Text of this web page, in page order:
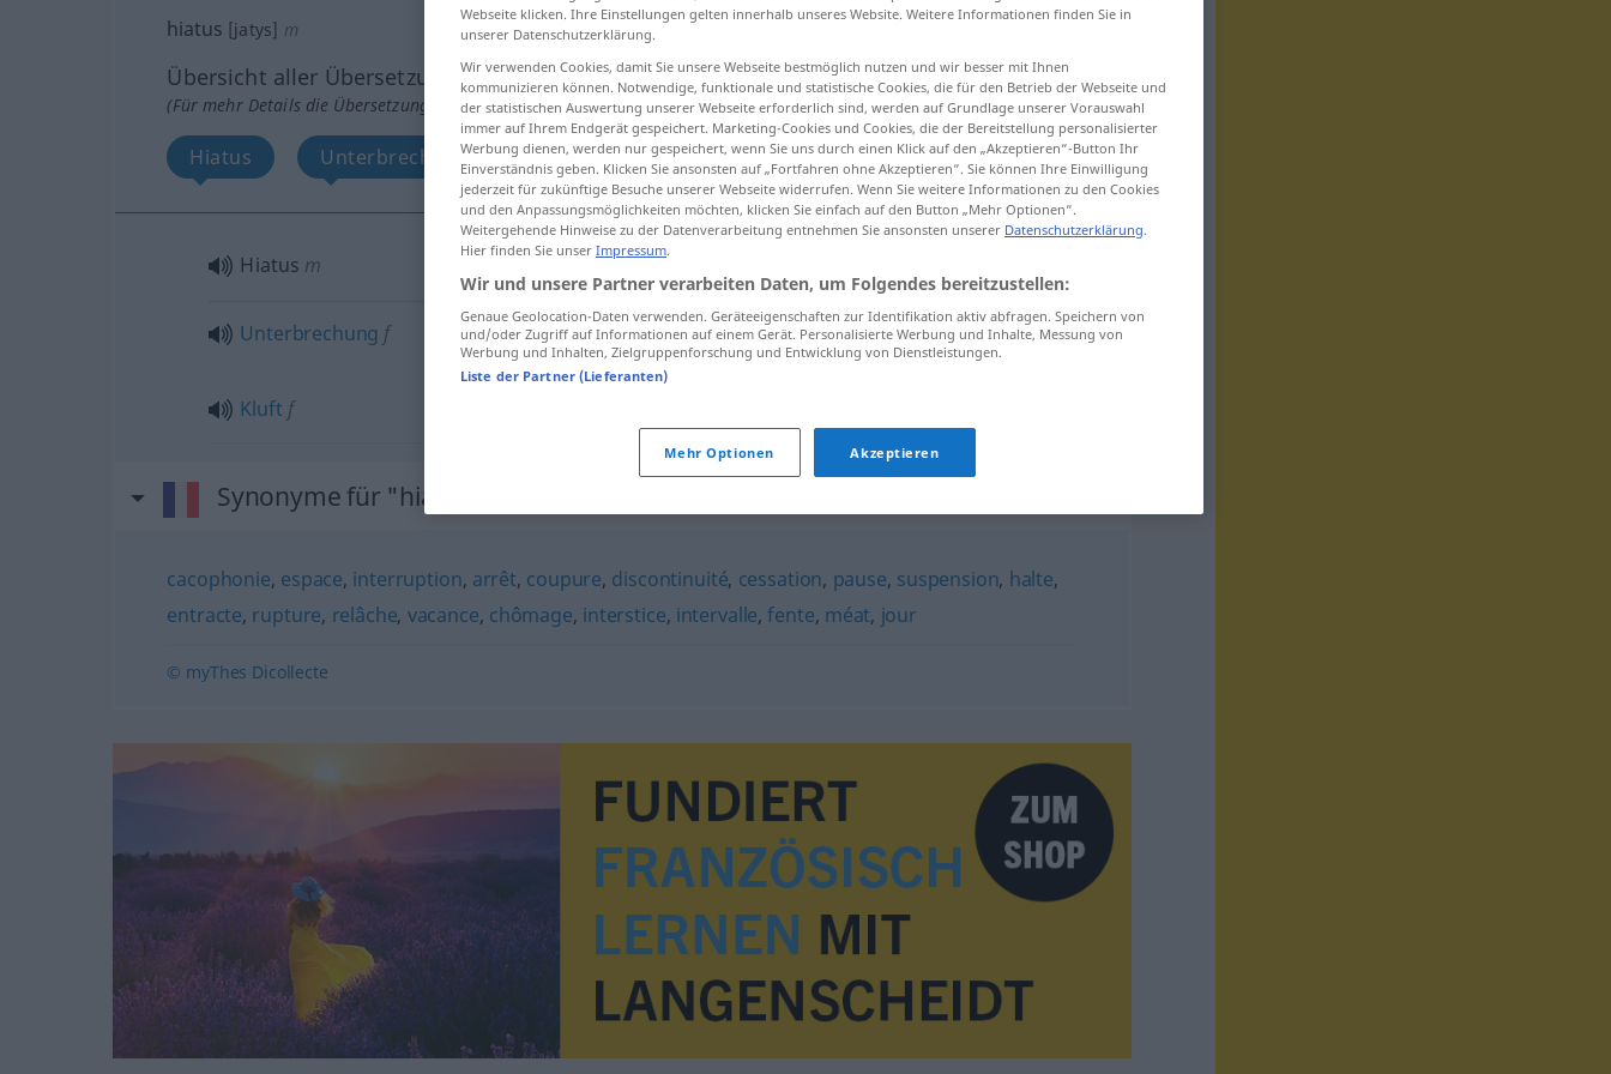
hiatus [jatys] m
Übersicht aller Übersetzungen
(Für mehr Details die Übersetzung anklicken/antippen)
Hiatus Unterbrechung, Kluft
Hiatus m
Unterbrechung f hiatus FIG
Kluft f
Synonyme für "hiatus"
cacophonie, espace, interruption, arrêt, coupure, discontinuité, cessation, pause, suspension, halte,
entracte, rupture, relâche, vacance, chômage, interstice, intervalle,fente, méat, jour
© myThes Dicollecte
Webseite klicken. Ihre Einstellungen gelten innerhalb unseres Website. Weitere Informationen finden Sie in
unserer Datenschutzerklärung.
Wir verwenden Cookies, damit Sie unsere Webseite bestmöglich nutzen und wir besser mit Ihnen
kommunizieren können. Notwendige, funktionale und statistische Cookies, die für den Betrieb der Webseite und
der statistischen Auswertung unserer Webseite erforderlich sind, werden auf Grundlage unserer Vorauswahl
immer auf Ihrem Endgerät gespeichert. Marketing-Cookies und Cookies, die der Bereitstellung personalisierter
Werbung dienen, werden nur gespeichert, wenn Sie uns durch einen Klick auf den „Akzeptieren“-Button Ihr
Einverständnis geben. Klicken Sie ansonsten auf „Fortfahren ohne Akzeptieren“. Sie können Ihre Einwilligung
jederzeit für zukünftige Besuche unserer Webseite widerrufen. Wenn Sie weitere Informationen zu den Cookies
und den Anpassungsmöglichkeiten möchten, klicken Sie einfach auf den Button „Mehr Optionen“.
Weitergehende Hinweise zu der Datenverarbeitung entnehmen Sie ansonsten unserer Datenschutzerklärung.
Hier finden Sie unser Impressum.
Wir und unsere Partner verarbeiten Daten, um Folgendes bereitzustellen:
Genaue Geolocation-Daten verwenden. Geräteeigenschaften zur Identifikation aktiv abfragen. Speichern von
und/oder Zugriff auf Informationen auf einem Gerät. Personalisierte Werbung und Inhalte, Messung von
Werbung und Inhalten, Zielgruppenforschung und Entwicklung von Dienstleistungen.
Liste der Partner (Lieferanten)
Mehr Optionen Akzeptieren